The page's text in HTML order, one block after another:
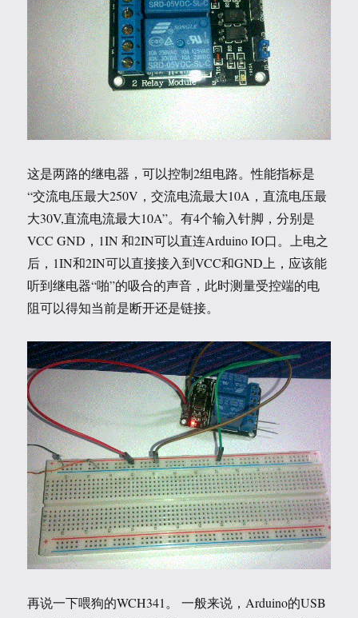
这是两路的继电器，可以控制2组电路。性能指标是
“交流电压最大250V，交流电流最大10A，直流电压最
大30V,直流电流最大10A”。有4个输入针脚，分别是
VCC GND，1IN 和2IN可以直连Arduino IO口。上电之
后，1IN和2IN可以直接接入到VCC和GND上，应该能
听到继电器“啪”的吸合的声音，此时测量受控端的电
阻可以得知当前是断开还是链接。
再说一下喂狗的WCH341。 一般来说，Arduino的USB